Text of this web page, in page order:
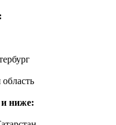
и ниже: